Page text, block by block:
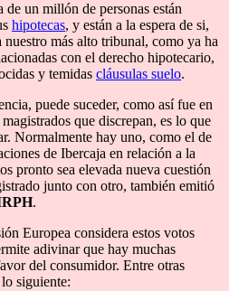
un millón de personas están
hipotecas, y están a la espera de si,
más alto tribunal, como ya ha
con el derecho hipotecario,
y temidas cláusulas suelo.
puede suceder, como así fue en
que discrepan, es lo que
Normalmente hay uno, como el de
de Ibercaja en relación a la
pronto sea elevada nueva cuestión
junto con otro, también emitió
.
Europea considera estos votos
adivinar que hay muchas
del consumidor. Entre otras
siguiente: